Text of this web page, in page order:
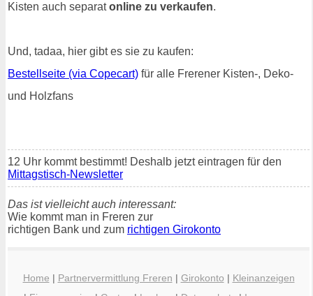
Kisten auch separatonline zu verkaufen.
Und, tadaa, hier gibt es sie zu kaufen:
Bestellseite (via Copecart) für alle Frerener Kisten-, Deko-
und Holzfans
12 Uhr kommt bestimmt! Deshalb jetzt eintragen für den
Mittagstisch-Newsletter
Das ist vielleicht auch interessant:
Wie kommt man in Freren zur
richtigen Bank und zum richtigen Girokonto
Home | Partnervermittlung Freren | Girokonto | Kleinanzeigen